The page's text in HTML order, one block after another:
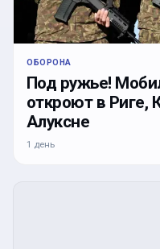
ОБОРОНА
Под ружье!
откроют в Риге,
Алуксне
1 день